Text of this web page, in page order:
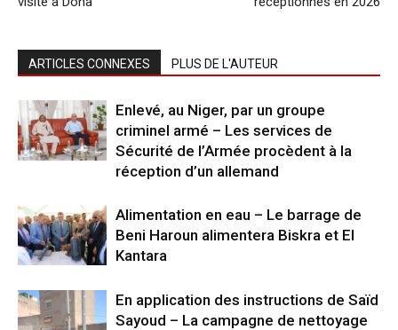
ARTICLES CONNEXES PLUS DE L'AUTEUR
Enlevé, au Niger, par un groupe
criminel armé – Les services de
Sécurité de l’Armée procèdent à la
réception d’un allemand
Alimentation en eau – Le barrage de
Beni Haroun alimentera Biskra et El
Kantara
En application des instructions de Saïd
Sayoud – La campagne de nettoyage